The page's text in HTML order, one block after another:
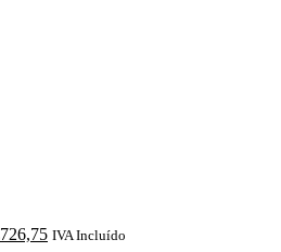
726,75OIVA Incluído